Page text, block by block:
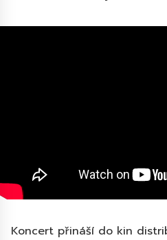
Koncert přináší do kin